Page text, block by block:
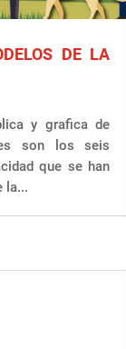
DE LA
y grafica de
son los seis
que se han
la...